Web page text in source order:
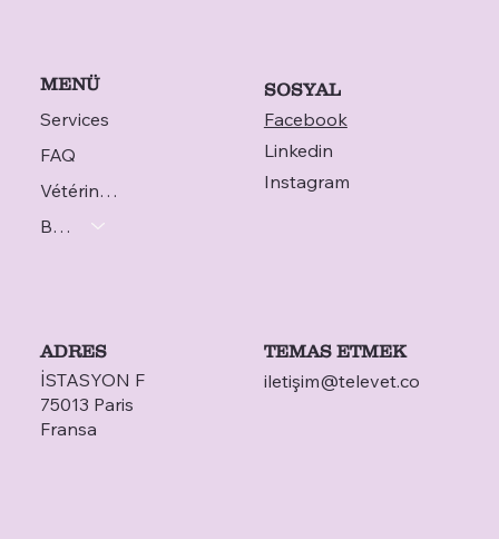
MENÜ
Services
FAQ
Vétérinaire
Blog
TEMAS ETMEK
iletişim@televet.co
ADRES
İSTASYON F
75013 Paris
Fransa
SOSYAL
Facebook
Linkedin
Instagram